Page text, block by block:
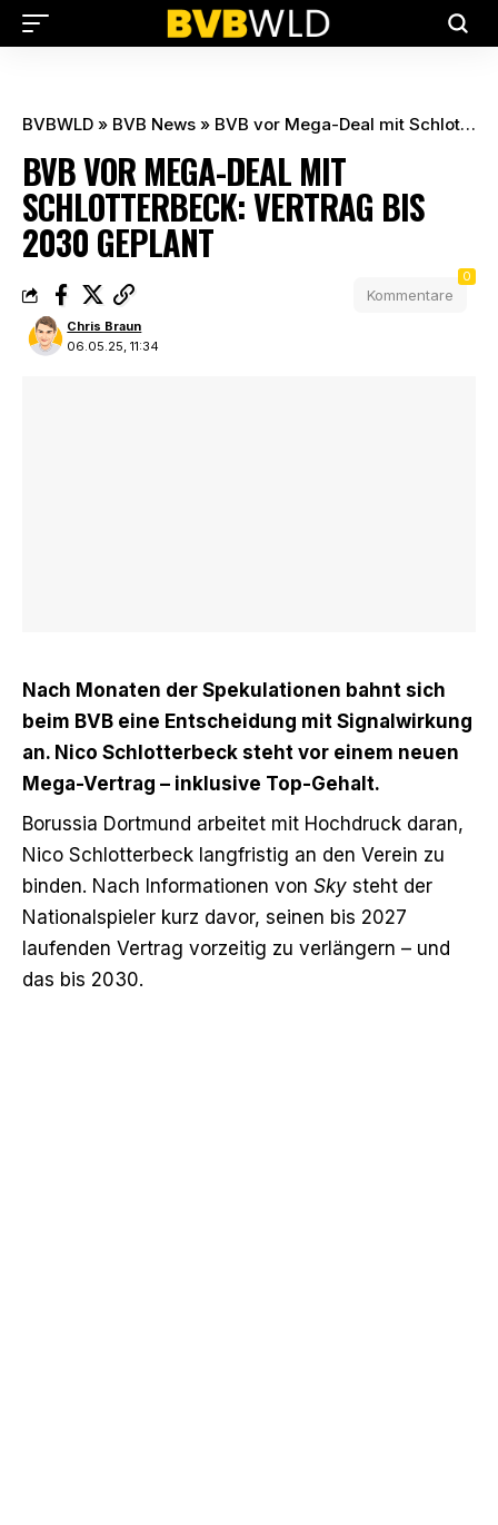
BVBWLD » BVB News » BVB vor Mega-Deal mit Schlotterbeck: Vertrag bis 2030 geplant
BVB VOR MEGA-DEAL MIT
SCHLOTTERBECK: VERTRAG BIS
2030 GEPLANT
06.05.25, 11:34
Chris Braun
Kommentare
0
Nach Monaten der Spekulationen bahnt sich
beim BVB eine Entscheidung mit Signalwirkung
an. Nico Schlotterbeck steht vor einem neuen
Mega-Vertrag – inklusive Top-Gehalt.
Borussia Dortmund arbeitet mit Hochdruck daran,
Nico Schlotterbeck langfristig an den Verein zu
binden. Nach Informationen von Sky steht der
Nationalspieler kurz davor, seinen bis 2027
laufenden Vertrag vorzeitig zu verlängern – und
das bis 2030.